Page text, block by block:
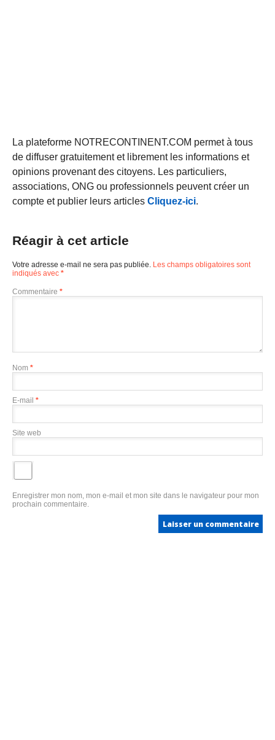
La plateforme NOTRECONTINENT.COM permet à tous
de diffuser gratuitement et librement les informations et
opinions provenant des citoyens. Les particuliers,
associations, ONG ou professionnels peuvent créer un
compte et publier leurs articles Cliquez-ici.
Réagir à cet article
Votre adresse e-mail ne sera pas publiée. Les champs obligatoires sont
indiqués avec *
Commentaire *
Nom *
E-mail *
Site web
Enregistrer mon nom, mon e-mail et mon site dans le navigateur pour mon
prochain commentaire.